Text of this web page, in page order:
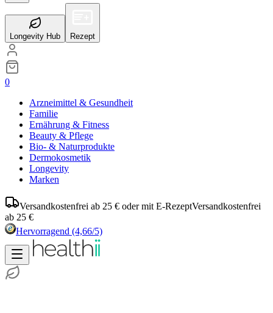
Longevity Hub Rezept
0
Arzneimittel & Gesundheit
Familie
Ernährung & Fitness
Beauty & Pflege
Bio- & Naturprodukte
Dermokosmetik
Longevity
Marken
Versandkostenfrei ab 25 € oder mit E-RezeptVersandkostenfrei
ab 25 €
Hervorragend (4,66/5)